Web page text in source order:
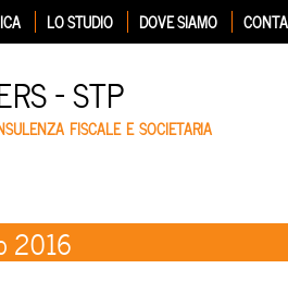
LO STUDIO DOVE SIAMO
– STP
FISCALE E SOCIETARIA
2016